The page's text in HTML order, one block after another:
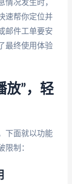
况发生时，
速帮你定位并
邮件工单要安
最终使用体验
放”，轻
下面就以功能
限制：